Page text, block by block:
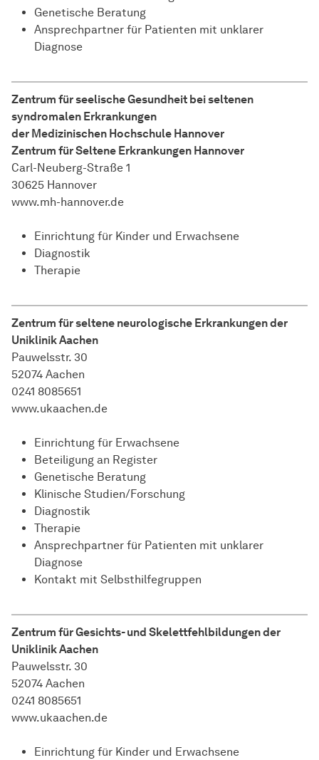
Genetische Beratung
Ansprechpartner für Patienten mit unklarer
Diagnose
Zentrum für seelische Gesundheit bei seltenen
syndromalen Erkrankungen
der Medizinischen Hochschule Hannover
Zentrum für Seltene Erkrankungen Hannover
Carl-Neuberg-Straße 1
30625 Hannover
www.mh-hannover.de
Einrichtung für Kinder und Erwachsene
Diagnostik
Therapie
Zentrum für seltene neurologische Erkrankungen der
Uniklinik Aachen
Pauwelsstr. 30
52074 Aachen
0241 8085651
www.ukaachen.de
Einrichtung für Erwachsene
Beteiligung an Register
Genetische Beratung
Klinische Studien/Forschung
Diagnostik
Therapie
Ansprechpartner für Patienten mit unklarer
Diagnose
Kontakt mit Selbsthilfegruppen
Zentrum für Gesichts- und Skelettfehlbildungen der
Uniklinik Aachen
Pauwelsstr. 30
52074 Aachen
0241 8085651
www.ukaachen.de
Einrichtung für Kinder und Erwachsene